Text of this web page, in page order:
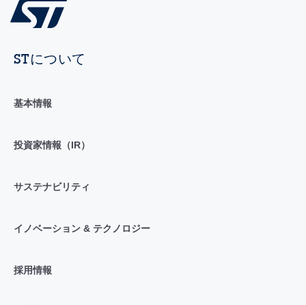
STについて
基本情報
投資家情報（IR）
サステナビリティ
イノベーション & テクノロジー
採用情報